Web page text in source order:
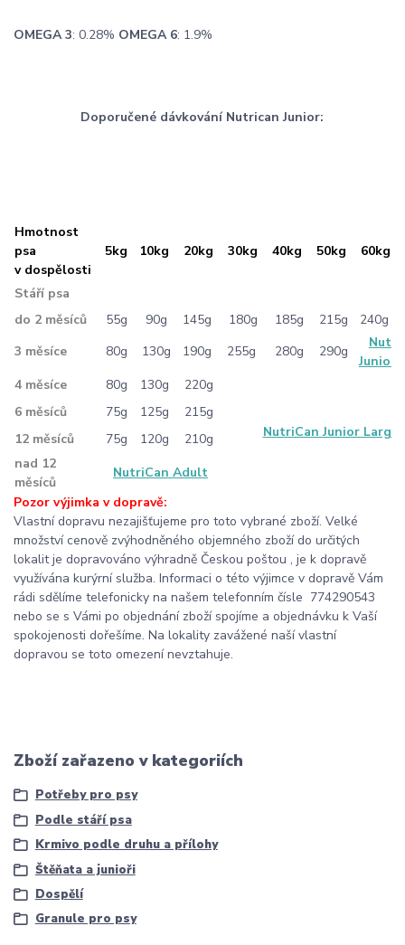
OMEGA 3: 0.28% OMEGA 6: 1.9%
Doporučené dávkování Nutrican Junior:
Hmotnost
psa
v dospělosti
5kg 10kg 20kg 30kg 40kg 50kg 60kg
Stáří psa
do 2 měsíců
55g 90g 145g 180g 185g 215g 240g
3 měsíce
80g 130g 190g 255g 280g 290g
Junior
4 měsíce
80g 130g 220g
NutriCan Junior Large
6 měsíců 75g 125g
215g
12 měsíců
75g 120g
210g
nad 12
měsíců
NutriCan Adult
Pozor výjimka v dopravě:
Vlastní dopravu nezajišťujeme pro toto vybrané zboží. Velké
množství cenově zvýhodněného objemného zboží do určitých
lokalit je dopravováno výhradně Českou poštou , je k dopravě
využívána kurýrní služba. Informaci o této výjimce v dopravě Vám
rádi sdělíme telefonicky na našem telefonním čísle 774290543
nebo se s Vámi po objednání zboží spojíme a objednávku k Vaší
spokojenosti dořešíme. Na lokality zavážené naší vlastní
dopravou se toto omezení nevztahuje.
Zboží zařazeno v kategoriích
Potřeby pro psy
Podle stáří psa
Krmivo podle druhu a přílohy
Štěňata a junioři
Dospělí
Granule pro psy